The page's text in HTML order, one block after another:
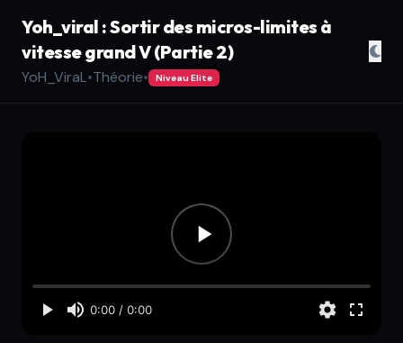
Yoh_viral : Sortir des micros-limites à
vitesse grand V (Partie 2)
YoH_ViraL•Théorie• Niveau Elite